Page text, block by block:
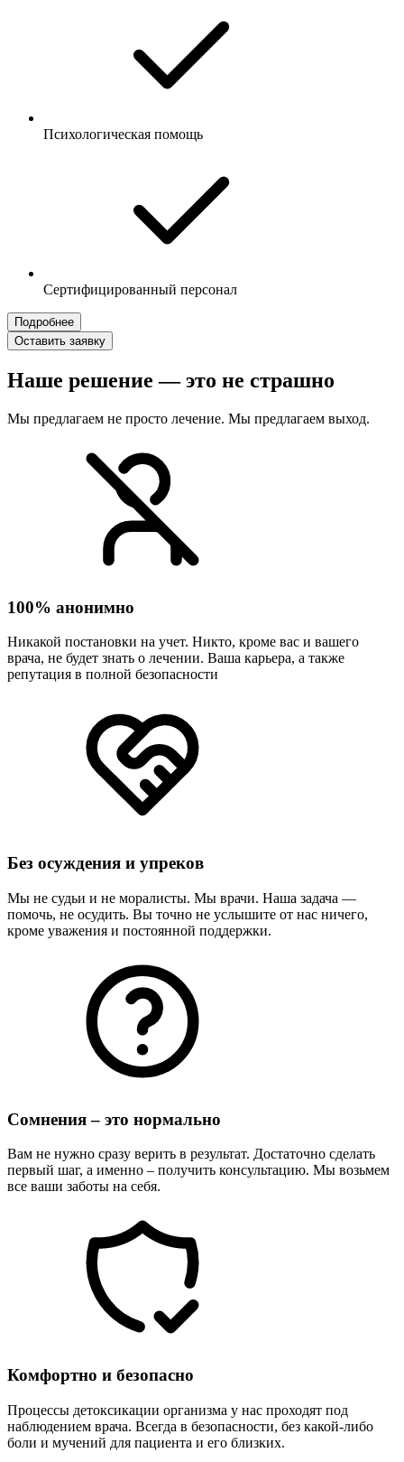
Психологическая помощь
Сертифицированный персонал
Подробнее
Оставить заявку
Наше решение — это не страшно
Мы предлагаем не просто лечение. Мы предлагаем выход.
100% анонимно
Никакой постановки на учет. Никто, кроме вас и вашего
врача, не будет знать о лечении. Ваша карьера, а также
репутация в полной безопасности
Без осуждения и упреков
Мы не судьи и не моралисты. Мы врачи. Наша задача —
помочь, не осудить. Вы точно не услышите от нас ничего,
кроме уважения и постоянной поддержки.
Сомнения – это нормально
Вам не нужно сразу верить в результат. Достаточно сделать
первый шаг, а именно – получить консультацию. Мы возьмем
все ваши заботы на себя.
Комфортно и безопасно
Процессы детоксикации организма у нас проходят под
наблюдением врача. Всегда в безопасности, без какой-либо
боли и мучений для пациента и его близких.